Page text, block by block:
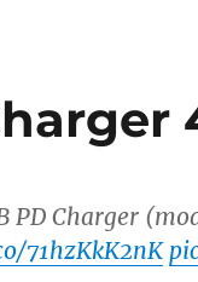
PD Charger
71hzKkK2nK